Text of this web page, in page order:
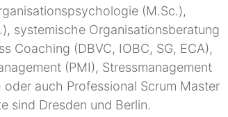
(M.Sc.),
systemische Organisationsberatung
Coaching (DBVC, IOBC, SG, ECA),
(PMI), Stressmanagement
auch Professional Scrum Master
sind Dresden und Berlin.